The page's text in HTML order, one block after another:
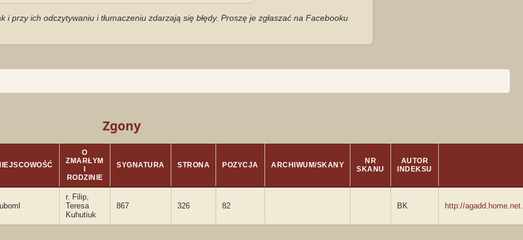
i przy ich odczytywaniu i tłumaczeniu zdarzają się błędy. Proszę je zgłaszać na Facebooku
Zgony
O
ZMARŁYM
RODZINIE
SYGNATURA STRONA POZYCJA ARCHIWUM/SKANY
NR
SKANU
AUTOR
INDEKSU
r. Filip,
Teresa
Kuhutiuk
867 326 82 BK http://